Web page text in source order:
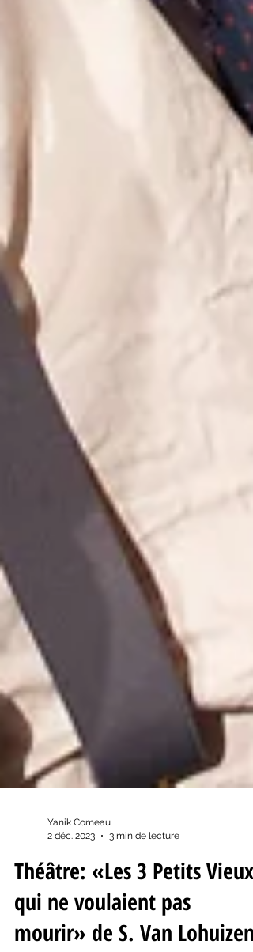
2 déc. 2023
3 min de lecture
Théâtre: «Les 3 Petits Vieux